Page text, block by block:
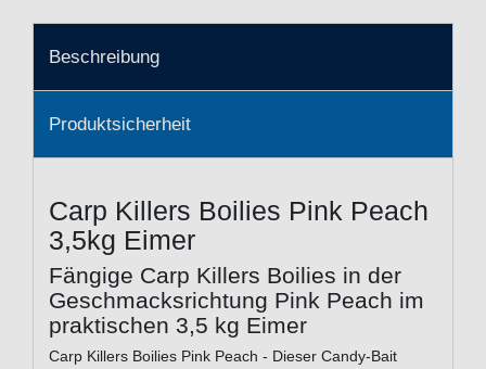
Beschreibung
Produktsicherheit
Carp Killers Boilies Pink Peach
3,5kg Eimer
Fängige Carp Killers Boilies in der
Geschmacksrichtung Pink Peach im
praktischen 3,5 kg Eimer
Carp Killers Boilies Pink Peach - Dieser Candy-Bait